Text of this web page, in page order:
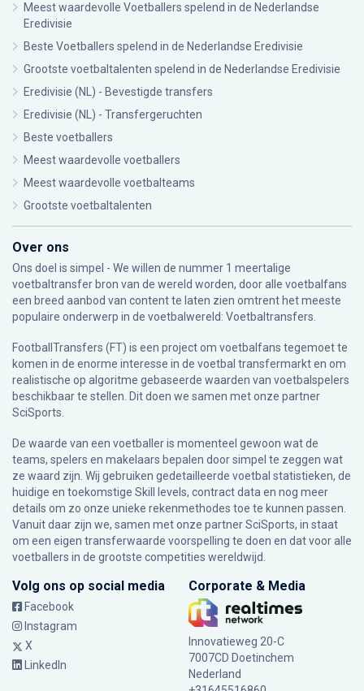
Meest waardevolle Voetballers spelend in de Nederlandse
Eredivisie
Beste Voetballers spelend in de Nederlandse Eredivisie
Grootste voetbaltalenten spelend in de Nederlandse Eredivisie
Eredivisie (NL) - Bevestigde transfers
Eredivisie (NL) - Transfergeruchten
Beste voetballers
Meest waardevolle voetballers
Meest waardevolle voetbalteams
Grootste voetbaltalenten
Over ons
Ons doel is simpel - We willen de nummer 1 meertalige
voetbaltransfer bron van de wereld worden, door alle voetbalfans
een breed aanbod van content te laten zien omtrent het meeste
populaire onderwerp in de voetbalwereld: Voetbaltransfers.
FootballTransfers (FT) is een project om voetbalfans tegemoet te
komen in de enorme interesse in de voetbal transfermarkt en om
realistische op algoritme gebaseerde waarden van voetbalspelers
beschikbaar te stellen. Dit doen we samen met onze partner
SciSports
De waarde van een voetballer is momenteel gewoon wat de
teams, spelers en makelaars bepalen door simpel te zeggen wat
ze waard zijn. Wij gebruiken gedetailleerde voetbal statistieken, de
huidige en toekomstige Skill levels, contract data en nog meer
details om zo onze unieke rekenmethodes toe te kunnen passen.
Vanuit daar zijn we, samen met onze partner SciSports, in staat
om een eigen transferwaarde voorspelling te doen en dat voor alle
voetballers in de grootste competities wereldwijd.
Volg ons op social media
Facebook
Instagram
X
LinkedIn
Corporate & Media
Innovatieweg 20-C
7007CD Doetinchem
Nederland